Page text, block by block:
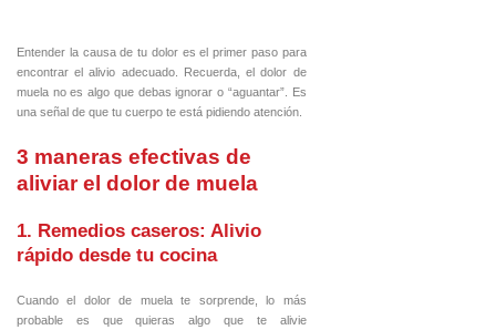
Entender la causa de tu dolor es el primer paso para
encontrar el alivio adecuado. Recuerda, el dolor de
muela no es algo que debas ignorar o “aguantar”. Es
una señal de que tu cuerpo te está pidiendo atención.
3 maneras efectivas de
aliviar el dolor de muela
1. Remedios caseros: Alivio
rápido desde tu cocina
Cuando el dolor de muela te sorprende, lo más
probable es que quieras algo que te alivie